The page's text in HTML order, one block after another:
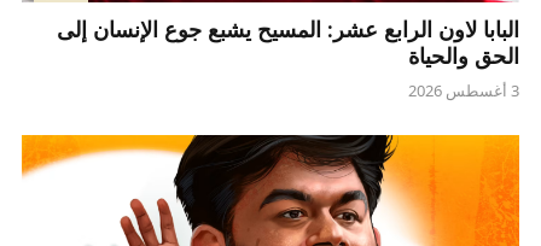
البابا لاون الرابع عشر: المسيح يشبع جوع الإنسان إلى
الحق والحياة
3 أغسطس 2026